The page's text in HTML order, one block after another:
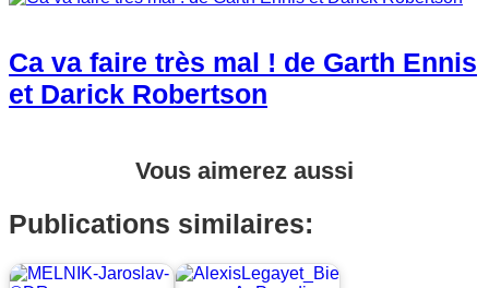
Ca va faire très mal ! de Garth Ennis
et Darick Robertson
Vous aimerez aussi
Publications similaires: